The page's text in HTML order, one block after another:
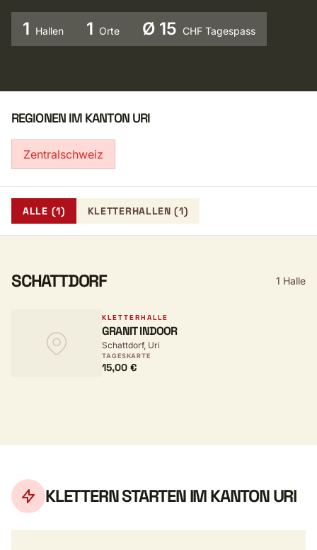
1 Hallen 1 Orte Ø 15 CHF Tagespass
REGIONEN IM KANTON URI
Zentralschweiz
ALLE (1) KLETTERHALLEN (1)
SCHATTDORF 1 Halle
KLETTERHALLE
GRANIT INDOOR
Schattdorf, Uri
TAGESKARTE
15,00 €
KLETTERN STARTEN IM KANTON URI